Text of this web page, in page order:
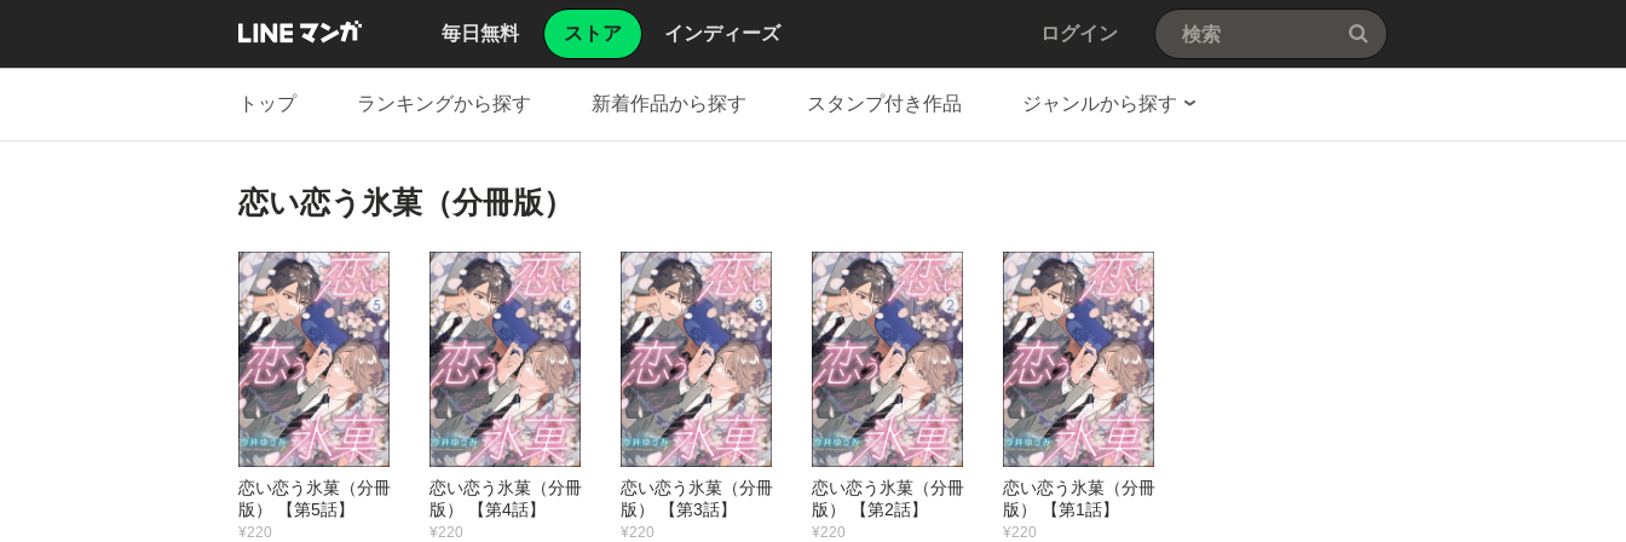
毎日無料 ストア インディーズ ログイン
トップ ランキングから探す 新着作品から探す スタンプ付き作品 ジャンルから探す
恋い恋う氷菓（分冊版）
恋い恋う氷菓（分冊
版） 【第5話】
¥220
恋い恋う氷菓（分冊
版） 【第4話】
¥220
恋い恋う氷菓（分冊
版） 【第3話】
¥220
恋い恋う氷菓（分冊
版） 【第2話】
¥220
恋い恋う氷菓（分冊
版） 【第1話】
¥220